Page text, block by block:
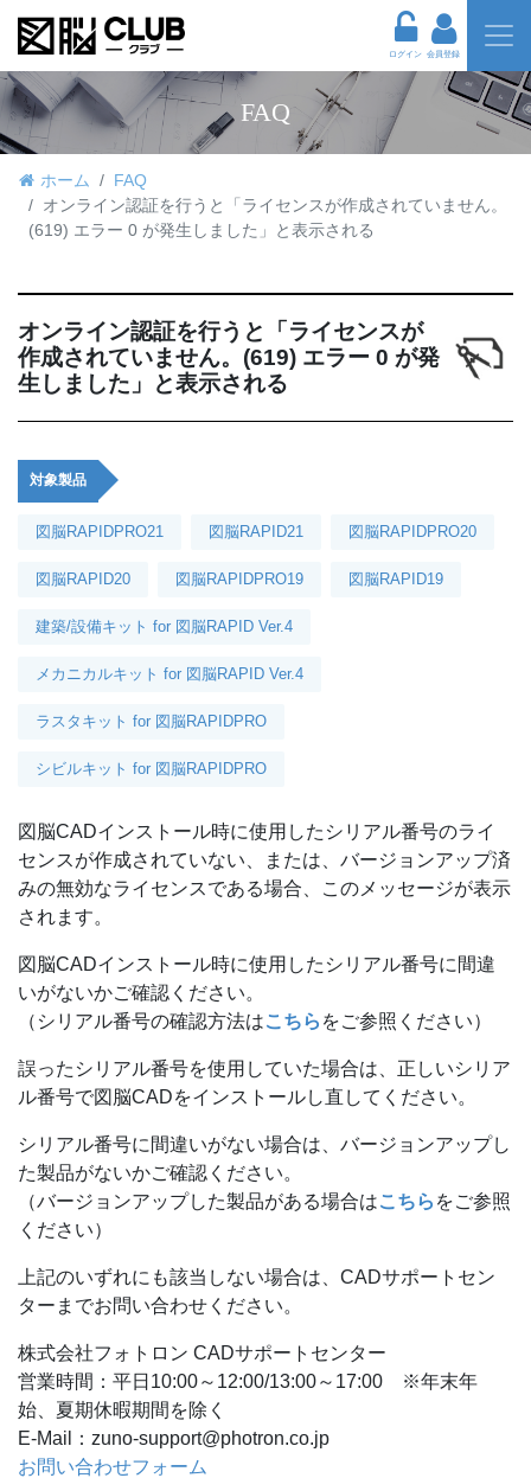
ログイン 会員登録
FAQ
ホーム
FAQ
オンライン認証を行うと「ライセンスが作成されていません。
(619) エラー 0 が発生しました」と表示される
オンライン認証を行うと「ライセンスが
作成されていません。(619) エラー 0 が発
生しました」と表示される
対象製品
図脳RAPIDPRO21 図脳RAPID21 図脳RAPIDPRO20
図脳RAPID20 図脳RAPIDPRO19 図脳RAPID19
建築/設備キット for 図脳RAPID Ver.4
メカニカルキット for 図脳RAPID Ver.4
ラスタキット for 図脳RAPIDPRO
シビルキット for 図脳RAPIDPRO
図脳CADインストール時に使用したシリアル番号のライ
センスが作成されていない、または、バージョンアップ済
みの無効なライセンスである場合、このメッセージが表示
されます。
図脳CADインストール時に使用したシリアル番号に間違
いがないかご確認ください。
（シリアル番号の確認方法はこちら をご参照ください）
誤ったシリアル番号を使用していた場合は、正しいシリア
ル番号で図脳CADをインストールし直してください。
シリアル番号に間違いがない場合は、バージョンアップし
た製品がないかご確認ください。
（バージョンアップした製品がある場合はこちら をご参照
ください）
上記のいずれにも該当しない場合は、CADサポートセン
ターまでお問い合わせください。
株式会社フォトロン CADサポートセンター
営業時間：平日10:00～12:00/13:00～17:00 ※年末年
始、夏期休暇期間を除く
E-Mail：zuno-support@photron.co.jp
お問い合わせフォーム